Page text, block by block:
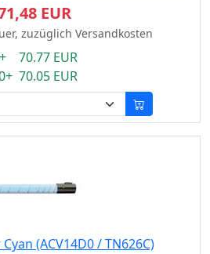
EUR
zuzüglich Versandkosten
70.77 EUR
70.05 EUR
(ACV14D0 / TN626C)